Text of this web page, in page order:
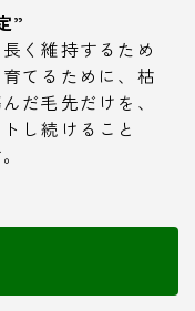
”
く維持するため
てるために、枯
だ毛先だけを、
し続けること